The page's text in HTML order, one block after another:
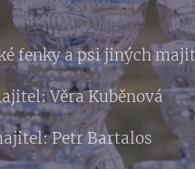
fenky a psi jiných
Věra Kuběnová
Petr Bartalos